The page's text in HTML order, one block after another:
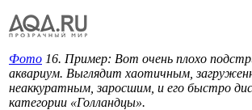
Фото 16. Пример: Вот очень плохо
аквариум. Выглядит хаотичным,
неаккуратным, заросшим, и его быстро
категории «Голландцы».